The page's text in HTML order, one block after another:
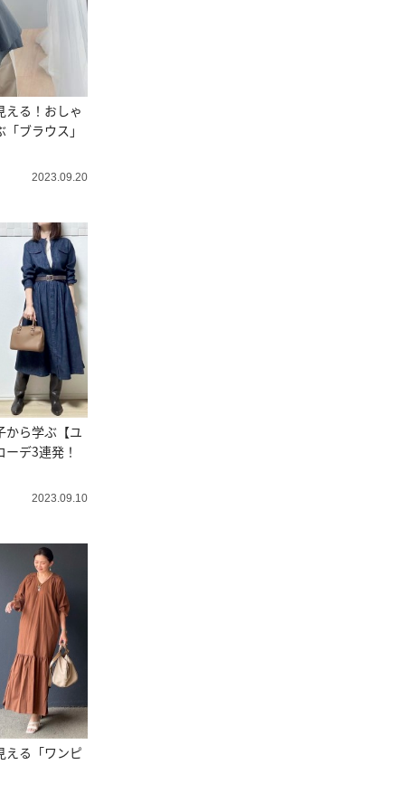
える！おしゃ
ブラウス」
2023.09.20
から学ぶ【ユ
デ3連発！
2023.09.10
える「ワンピ